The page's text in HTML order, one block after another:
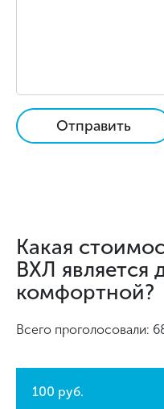
Отправить
Какая
ВХЛ является
комфортной?
Всего проголосовали:
100 руб.